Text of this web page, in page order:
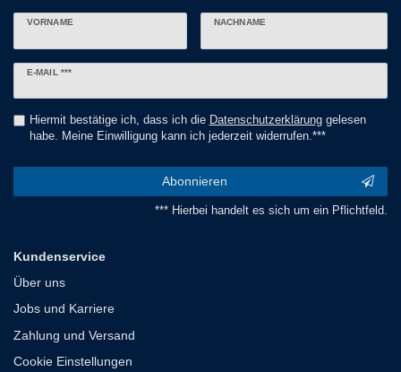
VORNAME NACHNAME
E-MAIL ***
Newsletter
Hiermit bestätige ich, dass ich die Daten­schutz­erklärunggelesen
habe. Meine Einwilligung kann ich jederzeit widerrufen.***
Abonnieren
*** Hierbei handelt es sich um ein Pflichtfeld.
Kundenservice
Über uns
Jobs und Karriere
Zahlung und Versand
Cookie Einstellungen